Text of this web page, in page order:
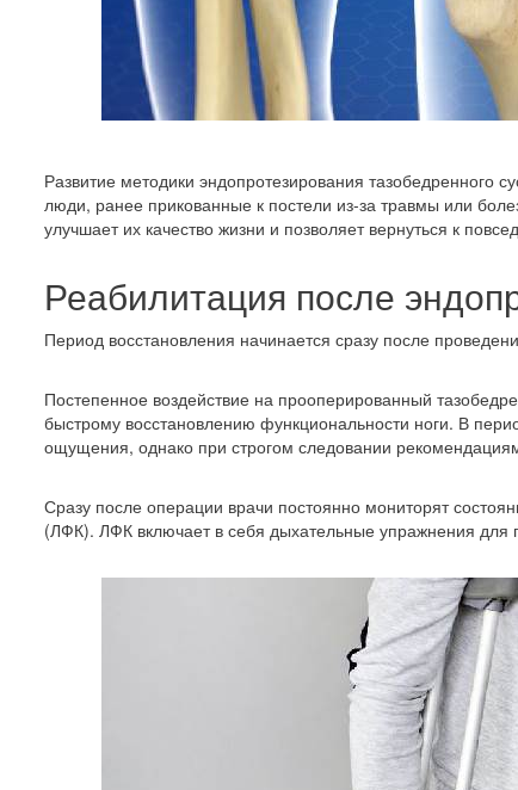
Развитие методики эндопротезирования тазобедренного
люди, ранее прикованные к постели из-за травмы или
улучшает их качество жизни и позволяет вернуться к
Реабилитация после
Период восстановления начинается сразу после
Постепенное воздействие на прооперированный
быстрому восстановлению функциональности ноги. В
ощущения, однако при строгом следовании
Сразу после операции врачи постоянно мониторят
(ЛФК). ЛФК включает в себя дыхательные упражнения для